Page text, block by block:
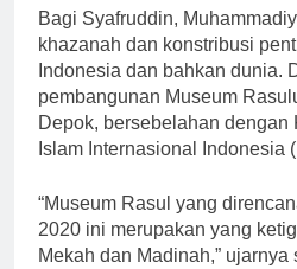
Bagi Syafruddin,
khazanah dan konstribusi
Indonesia dan bahkan dunia.
pembangunan Museum
Depok, bersebelahan
Islam Internasional Indonesia
“Museum Rasul yang
2020 ini merupakan yang
Mekah dan Madinah,”